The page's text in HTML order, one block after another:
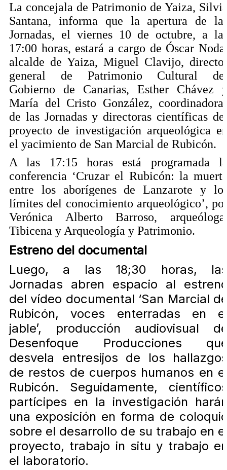
La concejala de Patrimonio de Yaiza,
Santana, informa que la apertura de
Jornadas, el viernes 10 de octubre, a
17:00 horas, estará a cargo de Óscar
alcalde de Yaiza, Miguel Clavijo,
general de Patrimonio Cultural
Gobierno de Canarias, Esther Chávez
María del Cristo González,
de las Jornadas y directoras científicas
proyecto de investigación arqueológica
el yacimiento de San Marcial de Rubicón.
A las 17:15 horas está programada
conferencia ‘Cruzar el Rubicón: la
entre los aborígenes de Lanzarote y
límites del conocimiento arqueológico’,
Verónica Alberto Barroso,
Tibicena y Arqueología y Patrimonio.
Estreno del documental
Luego, a las 18;30 horas,
Jornadas abren espacio al
del vídeo documental ‘San Marcial
Rubicón, voces enterradas en
jable’, producción audiovisual
Desenfoque Producciones
desvela entresijos de los
de restos de cuerpos humanos en
Rubicón. Seguidamente,
partícipes en la investigación
una exposición en forma de
sobre el desarrollo de su trabajo en
proyecto, trabajo in situ y trabajo
el laboratorio.